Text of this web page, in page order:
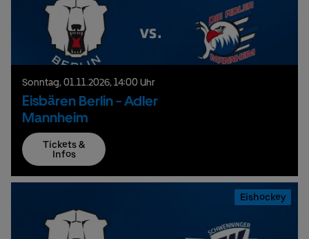
Sonntag, 01.11.2026, 14:00 Uhr
Eisbären Berlin - Adler
Mannheim
Tickets &
Infos
Eishockey